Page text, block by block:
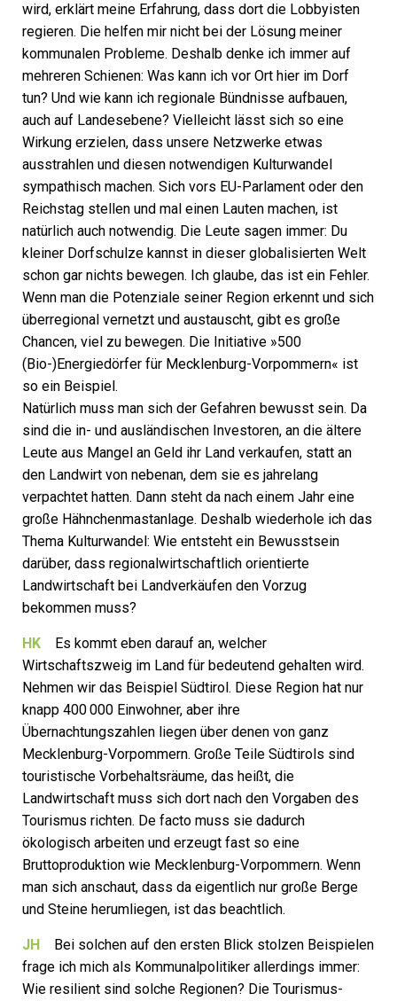
wird, erklärt meine Erfahrung, dass dort die Lobbyisten
regieren. Die helfen mir nicht bei der Lösung meiner
kommunalen Probleme. Deshalb denke ich immer auf
mehreren Schienen: Was kann ich vor Ort hier im Dorf
tun? Und wie kann ich regionale Bündnisse aufbauen,
auch auf Landesebene? Vielleicht lässt sich so eine
Wirkung erzielen, dass unsere Netzwerke etwas
ausstrahlen und diesen notwendigen Kulturwandel
sympathisch machen. Sich vors EU-Parlament oder den
Reichstag stellen und mal einen Lauten machen, ist
natürlich auch notwendig. Die Leute sagen immer: Du
kleiner Dorfschulze kannst in dieser globalisierten Welt
schon gar nichts bewegen. Ich glaube, das ist ein Fehler.
Wenn man die Potenziale seiner Region erkennt und sich
überregional vernetzt und austauscht, gibt es große
Chancen, viel zu bewegen. Die Initiative »500
(Bio-)Energiedörfer für Mecklenburg-Vorpommern« ist
so ein Beispiel.
Natürlich muss man sich der Gefahren bewusst sein. Da
sind die in- und ausländischen Investoren, an die ältere
Leute aus Mangel an Geld ihr Land verkaufen, statt an
den Landwirt von nebenan, dem sie es jahrelang
verpachtet hatten. Dann steht da nach einem Jahr eine
große Hähnchenmastanlage. Deshalb wiederhole ich das
Thema Kulturwandel: Wie entsteht ein Bewusstsein
darüber, dass regionalwirtschaftlich orientierte
Landwirtschaft bei Landverkäufen den Vorzug
bekommen muss?
HK Es kommt eben darauf an, welcher
Wirtschaftszweig im Land für bedeutend gehalten wird.
Nehmen wir das Beispiel Südtirol. Diese Region hat nur
knapp 400 000 Einwohner, aber ihre
Übernachtungszahlen liegen über denen von ganz
Mecklenburg-Vorpommern. Große Teile Südtirols sind
touristische Vorbehaltsräume, das heißt, die
Landwirtschaft muss sich dort nach den Vorgaben des
Tourismus richten. De facto muss sie dadurch
ökologisch arbeiten und erzeugt fast so eine
Bruttoproduktion wie Mecklenburg-Vorpommern. Wenn
man sich anschaut, dass da eigentlich nur große Berge
und Steine herumliegen, ist das beachtlich.
JH Bei solchen auf den ersten Blick stolzen Beispielen
frage ich mich als Kommunalpolitiker allerdings immer:
Wie resilient sind solche Regionen? Die Tourismus-